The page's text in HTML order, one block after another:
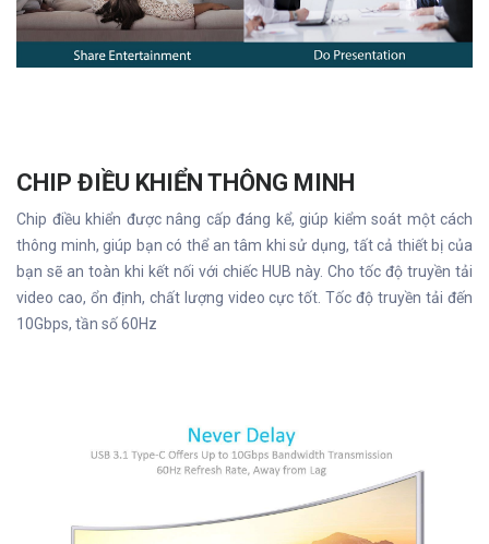
CHIP ĐIỀU KHIỂN THÔNG MINH
Chip điều khiển được nâng cấp đáng kể, giúp kiểm soát một cách
thông minh, giúp bạn có thể an tâm khi sử dụng, tất cả thiết bị của
bạn sẽ an toàn khi kết nối với chiếc HUB này. Cho tốc độ truyền tải
video cao, ổn định, chất lượng video cực tốt. Tốc độ truyền tải đến
10Gbps, tần số 60Hz